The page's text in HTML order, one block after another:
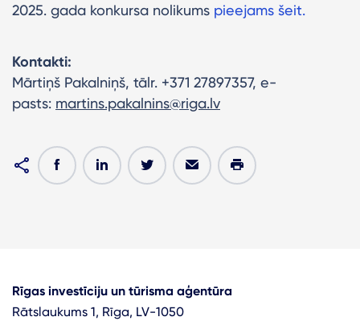
2025. gada konkursa nolikums pieejams šeit.
Kontakti:
Mārtiņš Pakalniņš, tālr. +371 27897357, e-
pasts: martins.pakalnins@riga.lv
Rīgas investīciju un tūrisma aģentūra
Rātslaukums 1, Rīga, LV-1050